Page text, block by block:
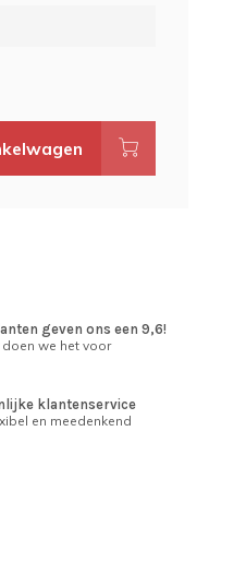
geven ons een 9,6!
doen we het voor
klantenservice
en meedenkend